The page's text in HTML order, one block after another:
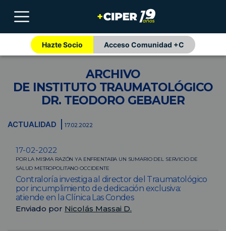
Hazte Socio Acceso Comunidad +C
ARCHIVO
DE INSTITUTO TRAUMATOLÓGICO
DR. TEODORO GEBAUER
ACTUALIDAD 17.02.2022
17-02-2022
POR LA MISMA RAZÓN YA ENFRENTABA UN SUMARIO DEL SERVICIO DE
SALUD METROPOLITANO OCCIDENTE
Contraloría investiga al director del Traumatológico
por incumplimiento de dedicación exclusiva:
atiende en la Clínica Las Condes
Enviado por Nicolás Massai D.